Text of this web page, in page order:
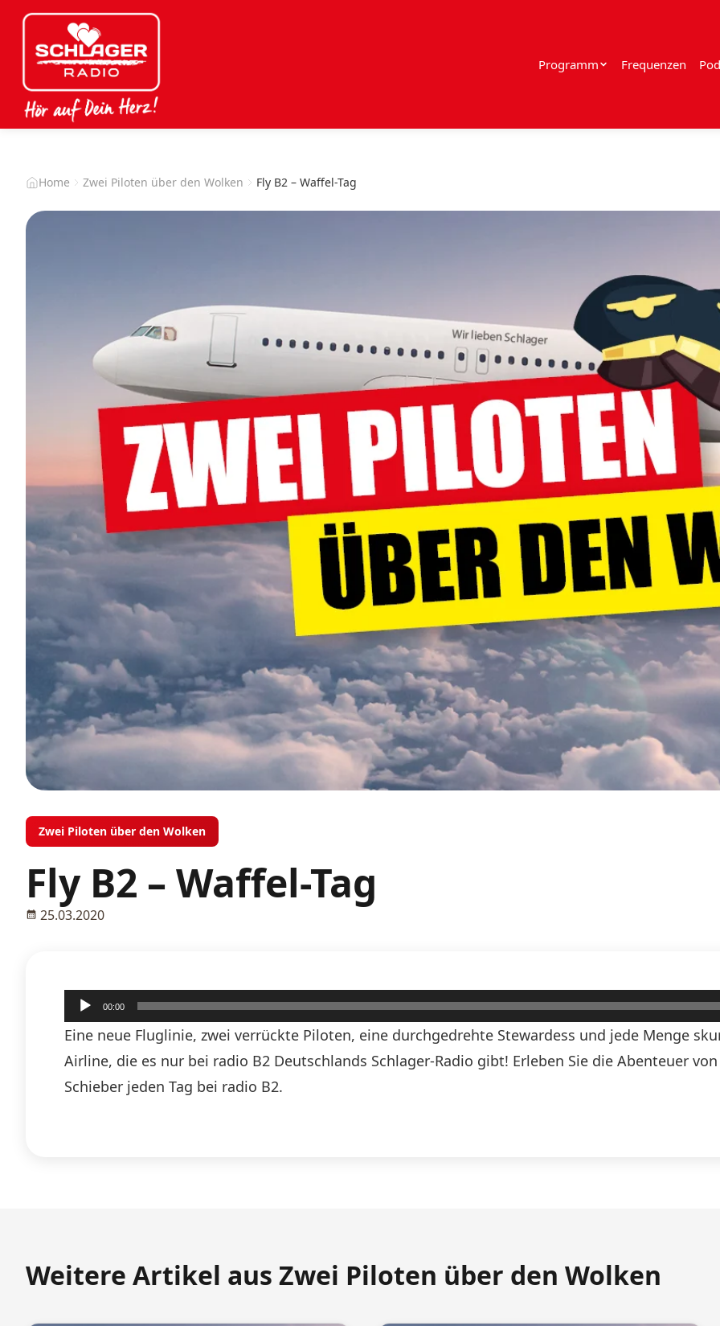
Programm Frequenzen
Home Zwei Piloten über den Wolken Fly B2 – Waffel-Tag
Zwei Piloten über den Wolken
Fly B2 – Waffel-Tag
25.03.2020
Audio-
Player
00:00
Eine neue Fluglinie, zwei verrückte Piloten, eine durchgedrehte Stewardess und jede Menge
Airline, die es nur bei radio B2 Deutschlands Schlager-Radio gibt! Erleben Sie die Abenteuer
Schieber jeden Tag bei radio B2.
Weitere Artikel aus Zwei Piloten über den Wolken